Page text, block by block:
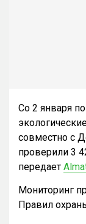
Со 2 января
совместно с
проверили 3
передает
Мониторинг
Правил